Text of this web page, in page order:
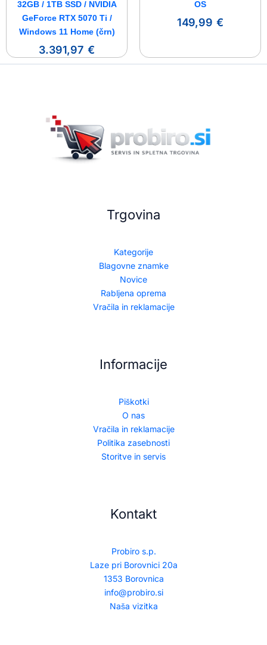
32GB / 1TB SSD / NVIDIA
GeForce RTX 5070 Ti /
Windows 11 Home (črn)
3.391,97 €
OS
149,99 €
Trgovina
Kategorije
Blagovne znamke
Novice
Rabljena oprema
Vračila in reklamacije
Informacije
Piškotki
O nas
Vračila in reklamacije
Politika zasebnosti
Storitve in servis
Kontakt
Probiro s.p.
Laze pri Borovnici 20a
1353 Borovnica
info@probiro.si
Naša vizitka